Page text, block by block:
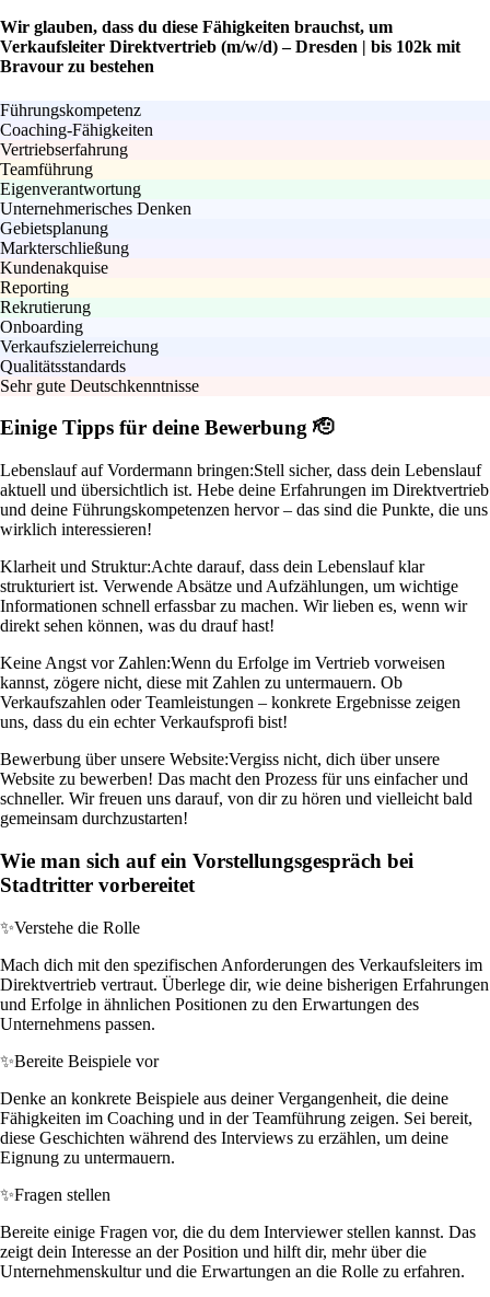
Wir glauben, dass du diese Fähigkeiten brauchst, um
Verkaufsleiter Direktvertrieb (m/w/d) – Dresden | bis 102k mit
Bravour zu bestehen
Führungskompetenz
Coaching-Fähigkeiten
Vertriebserfahrung
Teamführung
Eigenverantwortung
Unternehmerisches Denken
Gebietsplanung
Markterschließung
Kundenakquise
Reporting
Rekrutierung
Onboarding
Verkaufszielerreichung
Qualitätsstandards
Sehr gute Deutschkenntnisse
Einige Tipps für deine Bewerbung 🫡
Lebenslauf auf Vordermann bringen:Stell sicher, dass dein Lebenslauf
aktuell und übersichtlich ist. Hebe deine Erfahrungen im Direktvertrieb
und deine Führungskompetenzen hervor – das sind die Punkte, die uns
wirklich interessieren!
Klarheit und Struktur:Achte darauf, dass dein Lebenslauf klar
strukturiert ist. Verwende Absätze und Aufzählungen, um wichtige
Informationen schnell erfassbar zu machen. Wir lieben es, wenn wir
direkt sehen können, was du drauf hast!
Keine Angst vor Zahlen:Wenn du Erfolge im Vertrieb vorweisen
kannst, zögere nicht, diese mit Zahlen zu untermauern. Ob
Verkaufszahlen oder Teamleistungen – konkrete Ergebnisse zeigen
uns, dass du ein echter Verkaufsprofi bist!
Bewerbung über unsere Website:Vergiss nicht, dich über unsere
Website zu bewerben! Das macht den Prozess für uns einfacher und
schneller. Wir freuen uns darauf, von dir zu hören und vielleicht bald
gemeinsam durchzustarten!
Wie man sich auf ein Vorstellungsgespräch bei
Stadtritter vorbereitet
✨Verstehe die Rolle
Mach dich mit den spezifischen Anforderungen des Verkaufsleiters im
Direktvertrieb vertraut. Überlege dir, wie deine bisherigen Erfahrungen
und Erfolge in ähnlichen Positionen zu den Erwartungen des
Unternehmens passen.
✨Bereite Beispiele vor
Denke an konkrete Beispiele aus deiner Vergangenheit, die deine
Fähigkeiten im Coaching und in der Teamführung zeigen. Sei bereit,
diese Geschichten während des Interviews zu erzählen, um deine
Eignung zu untermauern.
✨Fragen stellen
Bereite einige Fragen vor, die du dem Interviewer stellen kannst. Das
zeigt dein Interesse an der Position und hilft dir, mehr über die
Unternehmenskultur und die Erwartungen an die Rolle zu erfahren.